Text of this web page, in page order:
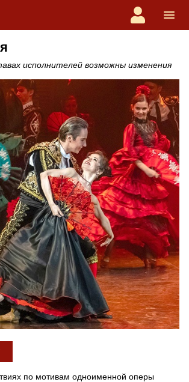
исполнителей возможны изменения
по мотивам одноименной оперы